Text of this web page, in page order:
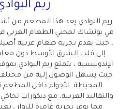
ريم
ريم البوادي يعد هذا المطعم من
في بونشاك لمحبي الطعام العربي
، حيث يقدم تجربة طعام عربية
إلى قلب الشرق الأوسط دون
الإندونيسية ، يتمتع ريم البوادي
حيث يسهل الوصول إليه من مختلف
المحيطة. الأجواء داخل المطعم
والتقاليد العربية، مع ديكورات تحاكي